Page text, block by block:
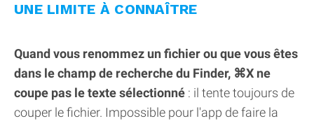
UNE LIMITE À CONNAÎTRE
Quand vous renommez un fichier ou que vous êtes
dans le champ de recherche du Finder, ⌘X ne
coupe pas le texte sélectionné : il tente toujours de
couper le fichier. Impossible pour l'app de faire la